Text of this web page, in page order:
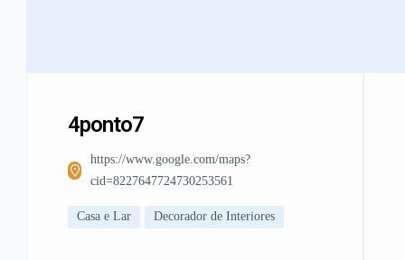
4ponto7
https://www.google.com/maps?
cid=8227647724730253561
Casa e Lar Decorador de Interiores